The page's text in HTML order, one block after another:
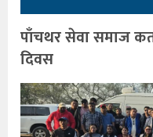
पाँचथर सेवा समाज
दिवस